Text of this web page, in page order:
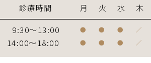
診療時間 月 火 水 木
9:30～13:00
● ● ● ／
14:00～18:00 ● ● ● ／